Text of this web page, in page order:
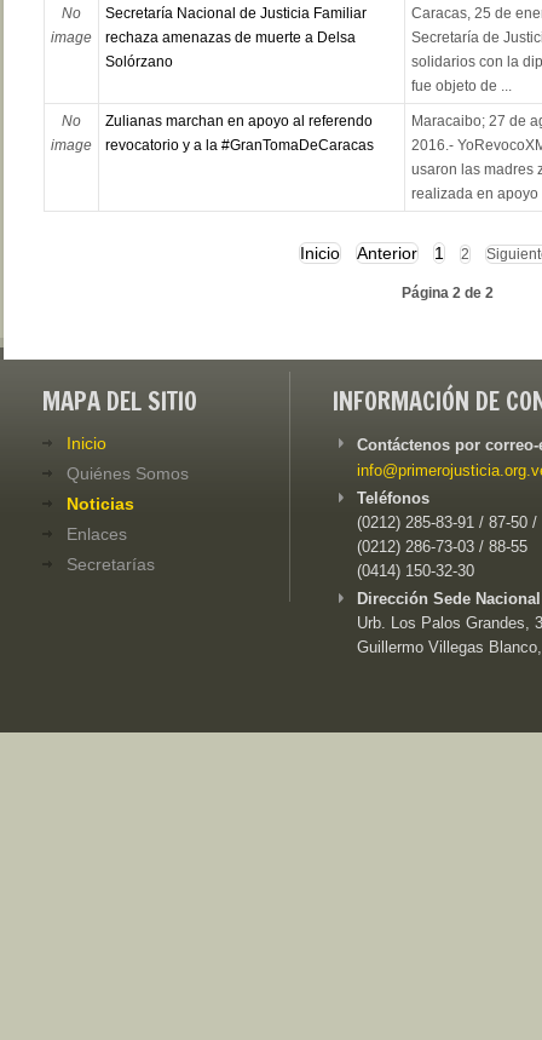
No
image
Secretaría Nacional de Justicia Familiar
rechaza amenazas de muerte a Delsa
Solórzano
Caracas, 25 de
Secretaría de
solidarios con la
fue objeto de ...
No
image
Zulianas marchan en apoyo al referendo
revocatorio y a la #GranTomaDeCaracas
Maracaibo; 27 de
2016.-
usaron las madres
realizada en apoyo
Inicio Anterior 1 2
Página 2 de 2
MAPA DEL SITIO
Inicio
Quiénes Somos
Noticias
Enlaces
Secretarías
INFORMACIÓN DE
Contáctenos por
Teléfonos
(0212) 285-83-91 / 87-50 /
(0212) 286-73-03 / 88-55
(0414) 150-32-30
Dirección Sede
Urb. Los Palos Grandes,
Guillermo Villegas